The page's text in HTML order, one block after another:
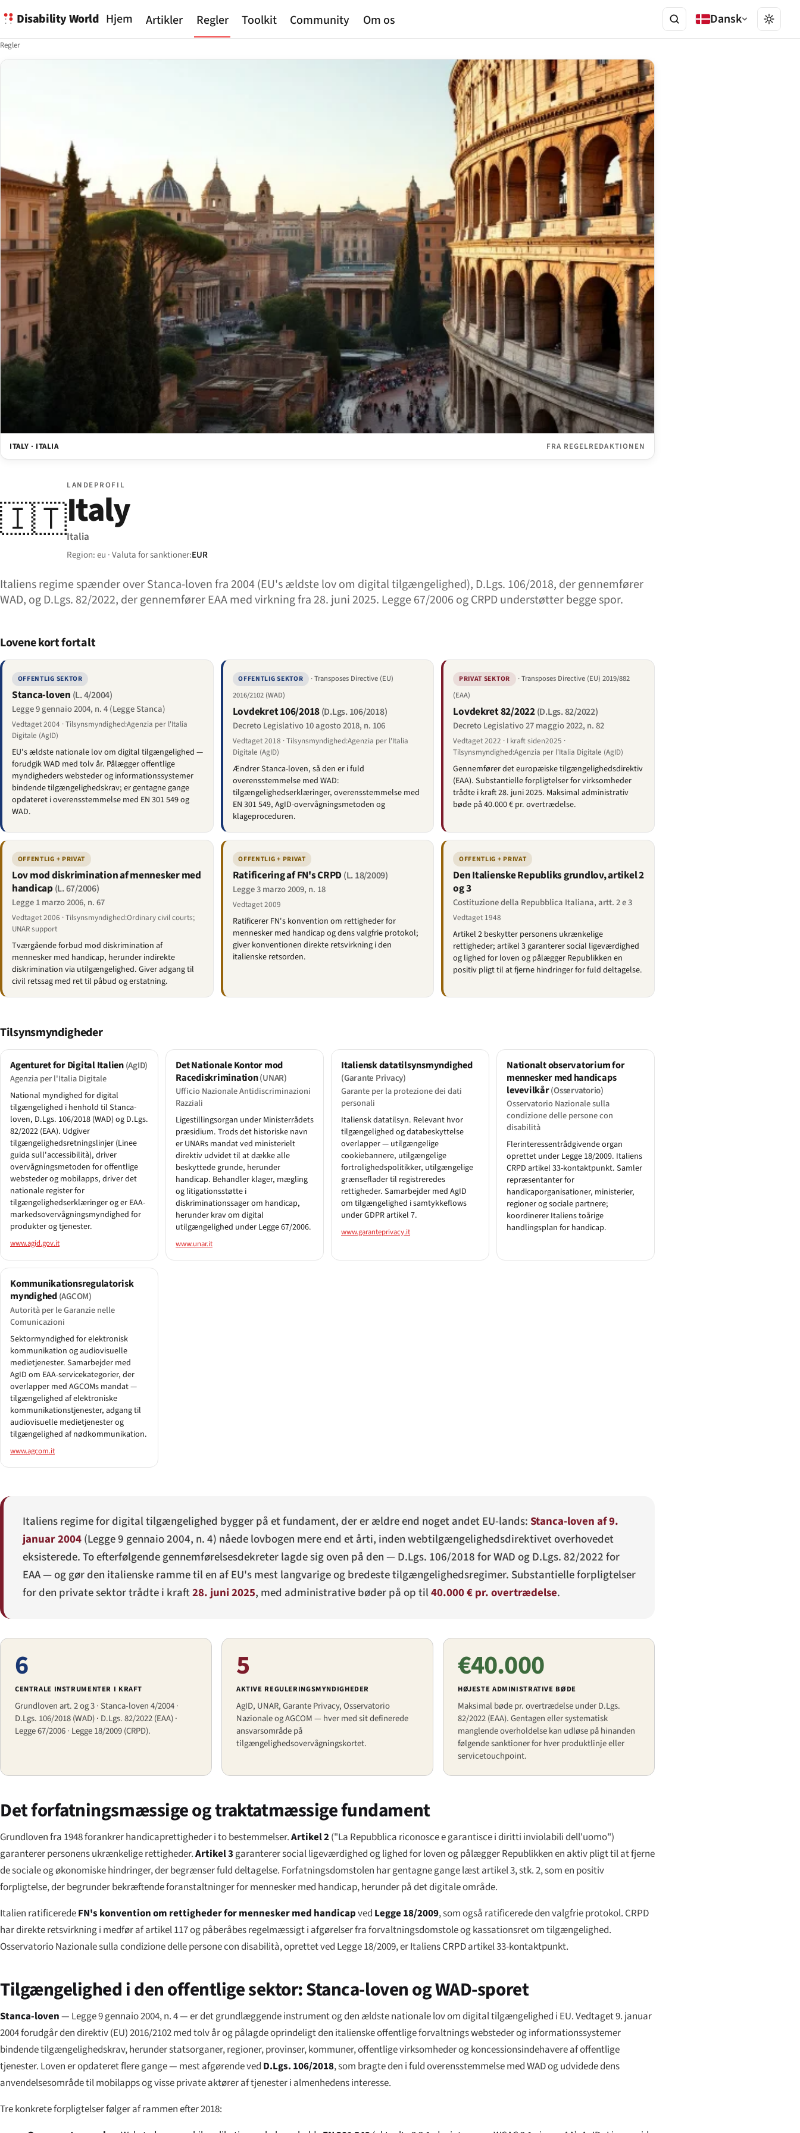
Disability World Hjem Artikler Regler Toolkit Community Om os Dansk
Regler
ITALY · ITALIA FRA REGELREDAKTIONEN
🇮🇹
LANDEPROFIL
Italy
Italia
Region: eu · Valuta for sanktioner:EUR
Italiens regime spænder over Stanca-loven fra 2004 (EU's ældste lov om digital tilgængelighed), D.Lgs. 106/2018, der gennemfører
WAD, og D.Lgs. 82/2022, der gennemfører EAA med virkning fra 28. juni 2025. Legge 67/2006 og CRPD understøtter begge spor.
Lovene kort fortalt
OFFENTLIG SEKTOR
Stanca-loven (L. 4/2004)
Legge 9 gennaio 2004, n. 4 (Legge Stanca)
Vedtaget 2004 · Tilsynsmyndighed:Agenzia per l'Italia
Digitale (AgID)
EU's ældste nationale lov om digital tilgængelighed —
forudgik WAD med tolv år. Pålægger offentlige
myndigheders websteder og informationssystemer
bindende tilgængeligheds­krav; er gentagne gange
opdateret i overensstemmelse med EN 301 549 og
WAD.
OFFENTLIG SEKTOR
· Transposes Directive (EU)
2016/2102 (WAD)
Lovdekret 106/2018(D.Lgs. 106/2018)
Decreto Legislativo 10 agosto 2018, n. 106
Vedtaget 2018 · Tilsynsmyndighed:Agenzia per l'Italia
Digitale (AgID)
Ændrer Stanca-loven, så den er i fuld
overensstemmelse med WAD:
tilgængelighedserklæringer, overensstemmelse med
EN 301 549, AgID-overvågningsmetoden og
klageproceduren.
PRIVAT SEKTOR
· Transposes Directive (EU) 2019/882
(EAA)
Lovdekret 82/2022(D.Lgs. 82/2022)
Decreto Legislativo 27 maggio 2022, n. 82
Vedtaget 2022 · I kraft siden2025 ·
Tilsynsmyndighed:Agenzia per l'Italia Digitale (AgID)
Gennemfører det europæiske tilgængelighedsdirektiv
(EAA). Substantielle forpligtelser for virksomheder
trådte i kraft 28. juni 2025. Maksimal administrativ
bøde på 40.000 € pr. overtrædelse.
OFFENTLIG + PRIVAT
Lov mod diskrimination af mennesker med
handicap(L. 67/2006)
Legge 1 marzo 2006, n. 67
Vedtaget 2006 · Tilsynsmyndighed:Ordinary civil courts;
UNAR support
Tværgående forbud mod diskrimination af
mennesker med handicap, herunder indirekte
diskrimination via utilgængelighed. Giver adgang til
civil retssag med ret til påbud og erstatning.
OFFENTLIG + PRIVAT
Ratificering af FN's CRPD(L. 18/2009)
Legge 3 marzo 2009, n. 18
Vedtaget 2009
Ratificerer FN's konvention om rettigheder for
mennesker med handicap og dens valgfrie protokol;
giver konventionen direkte retsvirkning i den
italienske retsorden.
OFFENTLIG + PRIVAT
Den Italienske Republiks grundlov, artikel 2
og 3
Costituzione della Repubblica Italiana, artt. 2 e 3
Vedtaget 1948
Artikel 2 beskytter personens ukrænkelige
rettigheder; artikel 3 garanterer social ligeværdighed
og lighed for loven og pålægger Republikken en
positiv pligt til at fjerne hindringer for fuld deltagelse.
Tilsynsmyndigheder
Agenturet for Digital Italien(AgID)
Agenzia per l'Italia Digitale
National myndighed for digital
tilgængelighed i henhold til Stanca-
loven, D.Lgs. 106/2018 (WAD) og D.Lgs.
82/2022 (EAA). Udgiver
tilgængeligheds­retningslinjer (Linee
guida sull'accessibilità), driver
overvågningsmetoden for offentlige
websteder og mobilapps, driver det
nationale register for
tilgængeligheds­erklæringer og er EAA-
markedsovervågningsmyndighed for
produkter og tjenester.
www.agid.gov.it
Det Nationale Kontor mod
Racediskrimination(UNAR)
Ufficio Nazionale Antidiscriminazioni
Razziali
Ligestillingsorgan under Ministerrådets
præsidium. Trods det historiske navn
er UNARs mandat ved ministerielt
direktiv udvidet til at dække alle
beskyttede grunde, herunder
handicap. Behandler klager, mægling
og litiga­tionsstøtte i
diskriminationssager om handicap,
herunder krav om digital
utilgængelighed under Legge 67/2006.
www.unar.it
Italiensk datatilsynsmyndighed
(Garante Privacy)
Garante per la protezione dei dati
personali
Italiensk datatilsyn. Relevant hvor
tilgængelighed og databeskyttelse
overlapper — utilgængelige
cookiebannere, utilgængelige
fortrolighedspolitikker, utilgængelige
grænseflader til registreredes
rettigheder. Samarbejder med AgID
om tilgængelighed i samtykkeflows
under GDPR artikel 7.
www.garanteprivacy.it
Nationalt observatorium for
mennesker med handicaps
levevilkår(Osservatorio)
Osservatorio Nazionale sulla
condizione delle persone con
disabilità
Flerinteressent­rådgivende organ
oprettet under Legge 18/2009. Italiens
CRPD artikel 33-kontaktpunkt. Samler
repræsentanter for
handicaporganisationer, ministerier,
regioner og sociale partnere;
koordinerer Italiens toårige
handlingsplan for handicap.
Kommunikationsregulatorisk
myndighed(AGCOM)
Autorità per le Garanzie nelle
Comunicazioni
Sektormyndighed for elektronisk
kommunikation og audiovisuelle
medietjenester. Samarbejder med
AgID om EAA-servicekategorier, der
overlapper med AGCOMs mandat —
tilgængelighed af elektroniske
kommunikationstjenester, adgang til
audiovisuelle medietjenester og
tilgængelighed af nødkommunikation.
www.agcom.it
Italiens regime for digital tilgængelighed bygger på et fundament, der er ældre end noget andet EU-lands:Stanca-loven af 9.
januar 2004(Legge 9 gennaio 2004, n. 4) nåede lovbogen mere end et årti, inden webtilgængelighedsdirektivet overhovedet
eksisterede. To efterfølgende gennemførelsesdekre­ter lagde sig oven på den —D.Lgs. 106/2018for WAD ogD.Lgs. 82/2022for
EAA — og gør den italienske ramme til en af EU's mest langvarige og bredeste tilgængeligheds­regimer. Substantielle forpligtelser
for den private sektor trådte i kraft28. juni 2025, med administrative bøder på op til40.000 € pr. overtrædelse.
6
CENTRALE INSTRUMENTER I KRAFT
Grundloven art. 2 og 3 · Stanca-loven 4/2004 ·
D.Lgs. 106/2018 (WAD) · D.Lgs. 82/2022 (EAA) ·
Legge 67/2006 · Legge 18/2009 (CRPD).
5
AKTIVE REGULERINGSMYNDIGHEDER
AgID, UNAR, Garante Privacy, Osservatorio
Nazionale og AGCOM — hver med sit definerede
ansvarsområde på
tilgængeligheds­overvågningskortet.
€40.000
HØJESTE ADMINISTRATIVE BØDE
Maksimal bøde pr. overtrædelse under D.Lgs.
82/2022 (EAA). Gentagen eller systematisk
manglende overholdelse kan udløse på hinanden
følgende sanktioner for hver produktlinje eller
servicetouchpoint.
Det forfatningsmæssige og traktatmæssige fundament
Grundloven fra 1948 forankrer handicaprettigheder i to bestemmelser.Artikel 2("La Repubblica riconosce e garantisce i diritti inviolabili dell'uomo")
garanterer personens ukrænkelige rettigheder.Artikel 3garanterer social ligeværdighed og lighed for loven og pålægger Republikken en aktiv pligt til at fjerne
de sociale og økonomiske hindringer, der begrænser fuld deltagelse. Forfatningsdomstolen har gentagne gange læst artikel 3, stk. 2, som en positiv
forpligtelse, der begrunder bekræftende foranstaltninger for mennesker med handicap, herunder på det digitale område.
Italien ratificeredeFN's konvention om rettigheder for mennesker med handicapved Legge 18/2009, som også ratificerede den valgfrie protokol. CRPD
har direkte retsvirkning i medfør af artikel 117 og påberåbes regelmæssigt i afgørelser fra forvaltningsdomstole og kassationsret om tilgængelighed.
Osservatorio Nazionale sulla condizione delle persone con disabilità, oprettet ved Legge 18/2009, er Italiens CRPD artikel 33-kontaktpunkt.
Tilgængelighed i den offentlige sektor: Stanca-loven og WAD-sporet
Stanca-loven— Legge 9 gennaio 2004, n. 4— er det grundlæggende instrument og den ældste nationale lov om digital tilgængelighed i EU. Vedtaget 9. januar
2004 forudgår den direktiv (EU) 2016/2102 med tolv år og pålagde oprindeligt den italienske offentlige forvaltnings websteder og informationssystemer
bindende tilgængeligheds­krav, herunder statsorganer, regioner, provinser, kommuner, offentlige virksomheder og koncessionsindehavere af offentlige
tjenester. Loven er opdateret flere gange — mest afgørende ved D.Lgs. 106/2018, som bragte den i fuld overensstemmelse med WAD og udvidede dens
anvendelsesområde til mobilapps og visse private aktører af tjenester i almenhedens interesse.
Tre konkrete forpligtelser følger af rammen efter 2018: